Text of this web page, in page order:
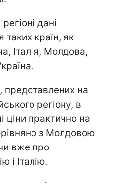
дані
таких країн, як
Італія, Молдова,
представлених на
регіону, в
ціни практично на
з Молдовою
вже про
і Італію.